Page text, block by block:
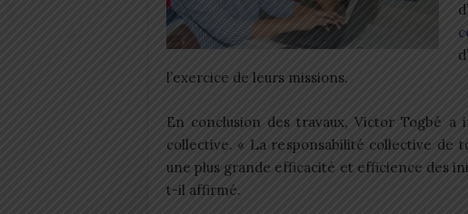
l’exercice de leurs missions.
En conclusion des travaux, Victor Togbé a
collective. « La responsabilité collective de
une plus grande efficacité et efficience des
t-il affirmé.